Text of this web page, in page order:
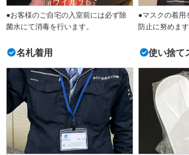
●お客様のご自宅の入室前には必ず除
菌水にて消毒を行います。
●マスクの着用
防止に努めます
名札着用 使い捨て